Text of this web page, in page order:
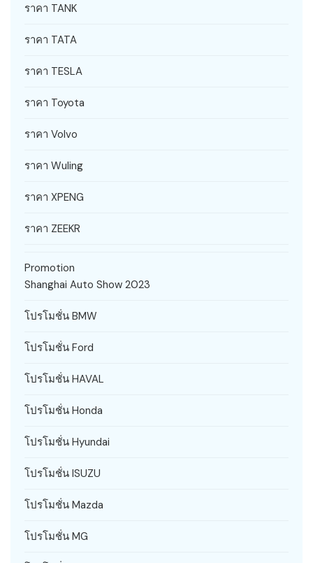
ราคา TANK
ราคา TATA
ราคา TESLA
ราคา Toyota
ราคา Volvo
ราคา Wuling
ราคา XPENG
ราคา ZEEKR
Promotion
Shanghai Auto Show 2023
โปรโมชั่น BMW
โปรโมชั่น Ford
โปรโมชั่น HAVAL
โปรโมชั่น Honda
โปรโมชั่น Hyundai
โปรโมชั่น ISUZU
โปรโมชั่น Mazda
โปรโมชั่น MG